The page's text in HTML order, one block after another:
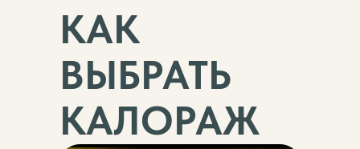
КАК
ВЫБРАТЬ
КАЛОРАЖ